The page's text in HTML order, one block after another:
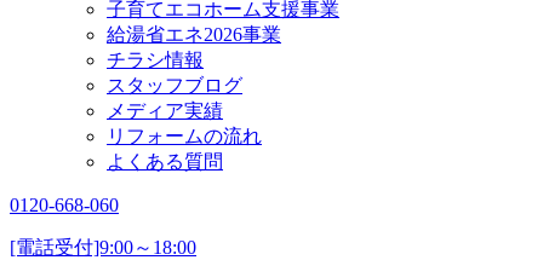
子育てエコホーム支援事業
給湯省エネ2026事業
チラシ情報
スタッフブログ
メディア実績
リフォームの流れ
よくある質問
0120-668-060
[電話受付]9:00～18:00